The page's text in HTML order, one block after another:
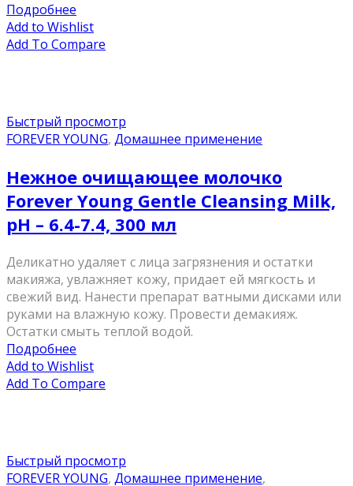
Подробнее
Add to Wishlist
Add To Compare
Быстрый просмотр
FOREVER YOUNG, Домашнее применение
Нежное очищающее молочко
Forever Young Gentle Cleansing Milk,
pН – 6.4-7.4, 300 мл
Деликатно удаляет с лица загрязнения и остатки
макияжа, увлажняет кожу, придает ей мягкость и
свежий вид. Нанести препарат ватными дисками или
руками на влажную кожу. Провести демакияж.
Остатки смыть теплой водой.
Подробнее
Add to Wishlist
Add To Compare
Быстрый просмотр
FOREVER YOUNG, Домашнее применение,